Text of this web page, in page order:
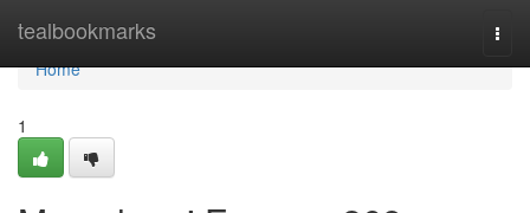
tealbookmarks
Home
Home
1